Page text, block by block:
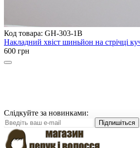
Код товара: GH-303-1B
Накладний хвіст шиньйон на стрічці
600 грн
Слідкуйте за новинками:
Підпишіться